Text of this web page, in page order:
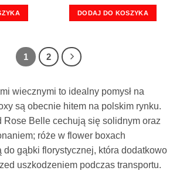
DODAJ DO KOSZYKA
1 2
wiecznymi to idealny pomysł na
są obecnie hitem na polskim rynku.
Rose Belle cechują się solidnym oraz
róże w flower boxach
do gąbki florystycznej, która dodatkowo
uszkodzeniem podczas transportu.